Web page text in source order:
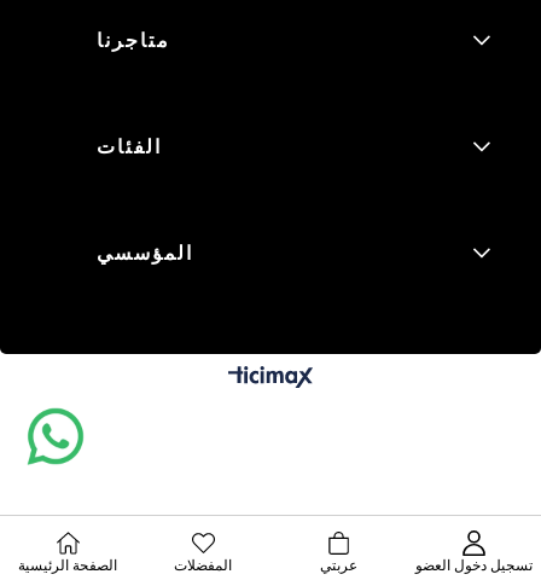
متاجرنا
الفئات
المؤسسي
الصفحة الرئيسية المفضلات عربتي تسجيل دخول العضو